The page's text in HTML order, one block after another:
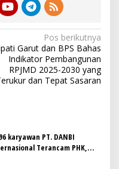
Pos berikutnya
Garut dan BPS Bahas
Indikator Pembangunan
RPJMD 2025-2030 yang
dan Tepat Sasaran
karyawan PT. DANBI
Terancam PHK,